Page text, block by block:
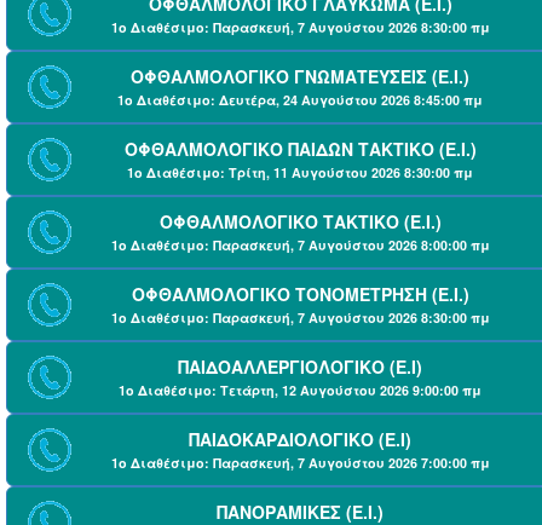
1ο Διαθέσιμο: Παρασκευή, 7 Αυγούστου 2026 8:30:00 πμ
ΟΦΘΑΛΜΟΛΟΓΙΚΟ ΓΝΩΜΑΤΕΥΣΕΙΣ (Ε.Ι.)
1ο Διαθέσιμο: Δευτέρα, 24 Αυγούστου 2026 8:45:00 πμ
ΟΦΘΑΛΜΟΛΟΓΙΚΟ ΠΑΙΔΩΝ ΤΑΚΤΙΚΟ (Ε.Ι.)
1ο Διαθέσιμο: Τρίτη, 11 Αυγούστου 2026 8:30:00 πμ
ΟΦΘΑΛΜΟΛΟΓΙΚΟ ΤΑΚΤΙΚΟ (Ε.Ι.)
1ο Διαθέσιμο: Παρασκευή, 7 Αυγούστου 2026 8:00:00 πμ
ΟΦΘΑΛΜΟΛΟΓΙΚΟ ΤΟΝΟΜΕΤΡΗΣΗ (Ε.Ι.)
1ο Διαθέσιμο: Παρασκευή, 7 Αυγούστου 2026 8:30:00 πμ
ΠΑΙΔΟΑΛΛΕΡΓΙΟΛΟΓΙΚΟ (Ε.Ι)
1ο Διαθέσιμο: Τετάρτη, 12 Αυγούστου 2026 9:00:00 πμ
ΠΑΙΔΟΚΑΡΔΙΟΛΟΓΙΚΟ (Ε.Ι)
1ο Διαθέσιμο: Παρασκευή, 7 Αυγούστου 2026 7:00:00 πμ
ΠΑΝΟΡΑΜΙΚΕΣ (Ε.Ι.)